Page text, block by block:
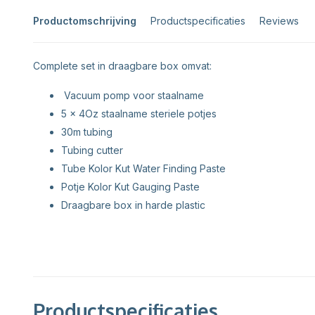
Productomschrijving Productspecificaties Reviews
Complete set in draagbare box omvat:
Vacuum pomp voor staalname
5 x 4Oz staalname steriele potjes
30m tubing
Tubing cutter
Tube Kolor Kut Water Finding Paste
Potje Kolor Kut Gauging Paste
Draagbare box in harde plastic